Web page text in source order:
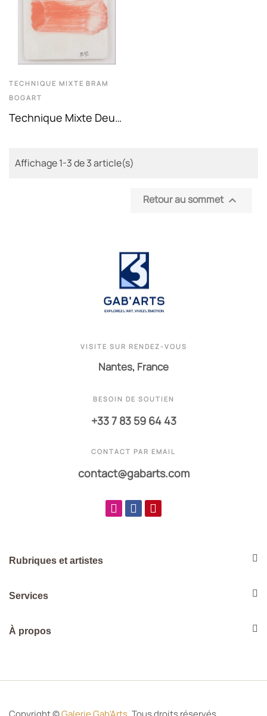
TECHNIQUE MIXTE BRAM
BOGART
Technique Mixte Deux
Affichage 1-3 de 3 article(s)
Retour au sommet 
VISITE SUR RENDEZ-VOUS
Nantes, France
BESOIN DE SOUTIEN
+33 7 83 59 64 43
CONTACT PAR EMAIL
contact@gabarts.com
Rubriques et artistes
Services
À propos